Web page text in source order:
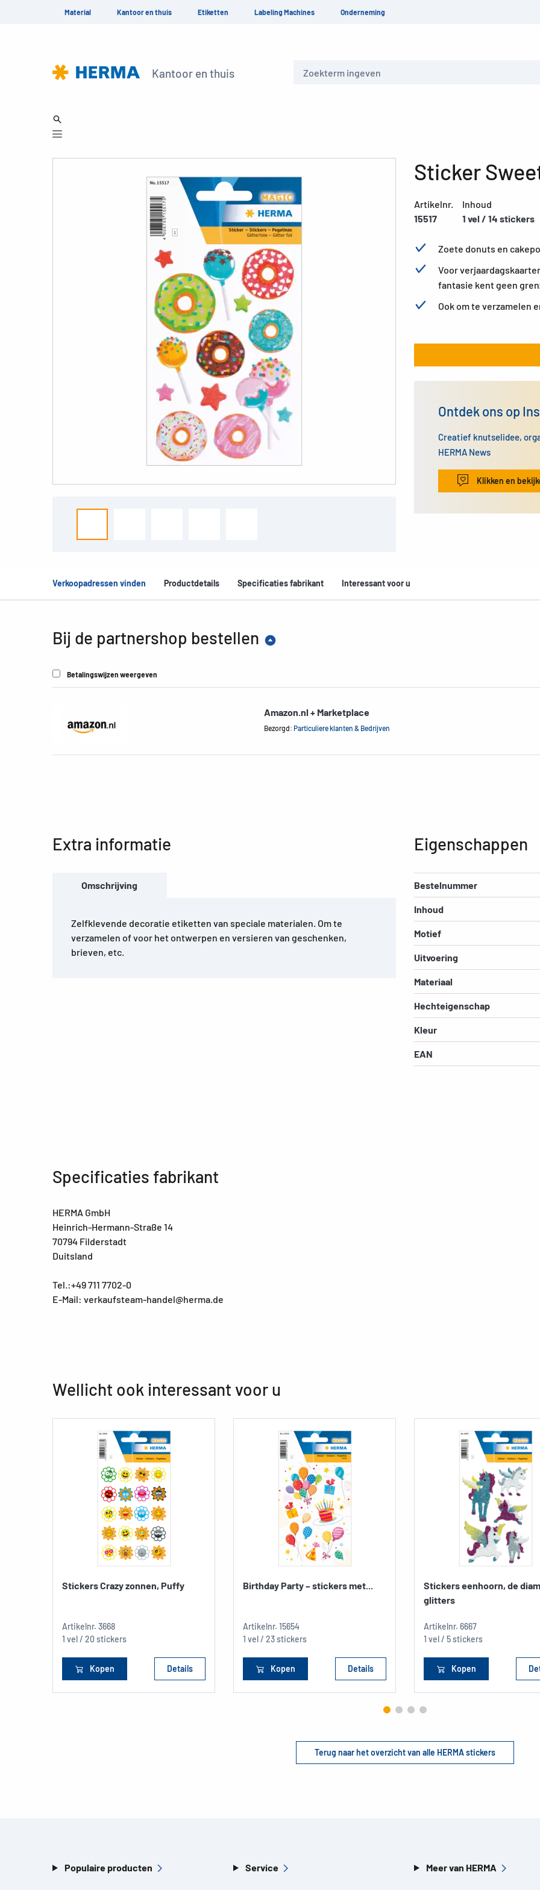
Material Kantoor en thuis Etiketten Labeling Machines Onderneming
Kantoor en thuis
Sticker
Artikelnr.
15517
Inhoud
1 vel / 14 stickers
Zoete donuts en
Voor
fantasie kent geen
Ook om te verzamelen
Ontdek ons op
Creatief knutselidee,
HERMA News
Klikken en
Verkoopadressen vinden Productdetails Specificaties fabrikant Interessant voor u
Bij de partnershop bestellen
Betalingswijzen weergeven
Amazon.nl + Marketplace
Bezorgd: Particuliere klanten & Bedrijven
Extra informatie
Omschrijving
Zelfklevende decoratie etiketten van speciale materialen. Om te
verzamelen of voor het ontwerpen en versieren van geschenken,
brieven, etc.
Eigenschappen
Bestelnummer
Inhoud
Motief
Uitvoering
Materiaal
Hechteigenschap
Kleur
EAN
Specificaties fabrikant
HERMA GmbH
Heinrich-Hermann-Straße 14
70794 Filderstadt
Duitsland
Tel.:+49 711 7702-0
E-Mail: verkaufsteam-handel@herma.de
Wellicht ook interessant voor u
Stickers Crazy zonnen, Puffy
Artikelnr. 3668
1 vel / 20 stickers
Kopen Details
Birthday Party – stickers met...
Artikelnr. 15654
1 vel / 23 stickers
Kopen Details
Stickers eenhoorn, de
glitters
Artikelnr. 6667
1 vel / 5 stickers
Kopen
Terug naar het overzicht van alle HERMA stickers
Populaire producten Service Meer van HERMA